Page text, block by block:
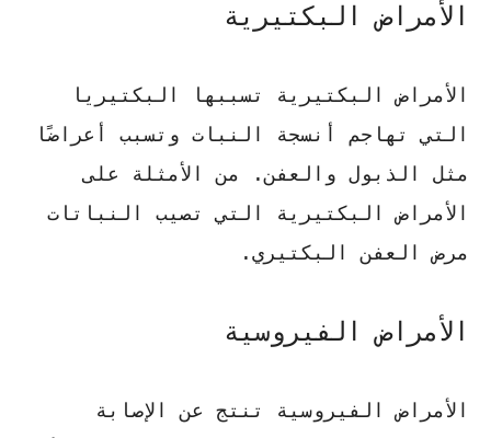
الأمراض البكتيرية
الأمراض البكتيرية تسببها البكتيريا
التي تهاجم أنسجة النبات وتسبب أعراضًا
مثل
الذبول والعفن. من الأمثلة على
الأمراض البكتيرية التي تصيب النباتات
مرض العفن البكتيري.
الأمراض الفيروسية
الأمراض الفيروسية تنتج عن الإصابة